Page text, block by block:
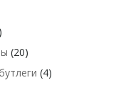
(20)
(4)